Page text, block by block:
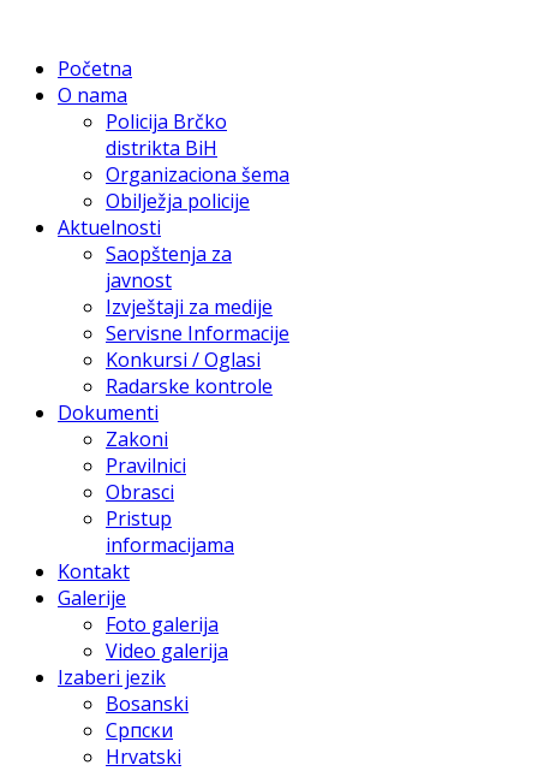
Početna
O nama
Policija Brčko
distrikta BiH
Organizaciona šema
Obilježja policije
Aktuelnosti
Saopštenja za
javnost
Izvještaji za medije
Servisne Informacije
Konkursi / Oglasi
Radarske kontrole
Dokumenti
Zakoni
Pravilnici
Obrasci
Pristup
informacijama
Kontakt
Galerije
Foto galerija
Video galerija
Izaberi jezik
Bosanski
Српски
Hrvatski